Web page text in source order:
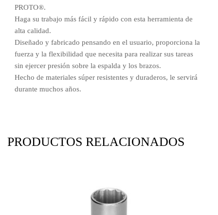
PROTO®.
Haga su trabajo más fácil y rápido con esta herramienta de
alta calidad.
Diseñado y fabricado pensando en el usuario, proporciona la
fuerza y ​​la flexibilidad que necesita para realizar sus tareas
sin ejercer presión sobre la espalda y los brazos.
Hecho de materiales súper resistentes y duraderos, le servirá
durante muchos años.
PRODUCTOS RELACIONADOS